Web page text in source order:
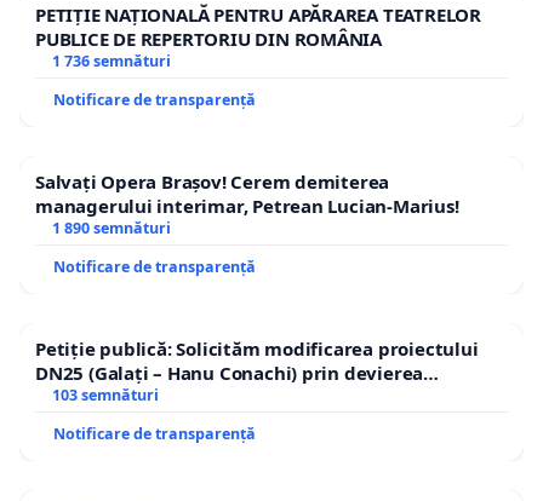
PETIȚIE NAȚIONALĂ PENTRU APĂRAREA TEATRELOR
PUBLICE DE REPERTORIU DIN ROMÂNIA
1 736 semnături
Notificare de transparență
Salvați Opera Brașov! Cerem demiterea
managerului interimar, Petrean Lucian-Marius!
1 890 semnături
Notificare de transparență
Petiție publică: Solicităm modificarea proiectului
DN25 (Galați – Hanu Conachi) prin devierea
traseului în afara localităților!
103 semnături
Notificare de transparență